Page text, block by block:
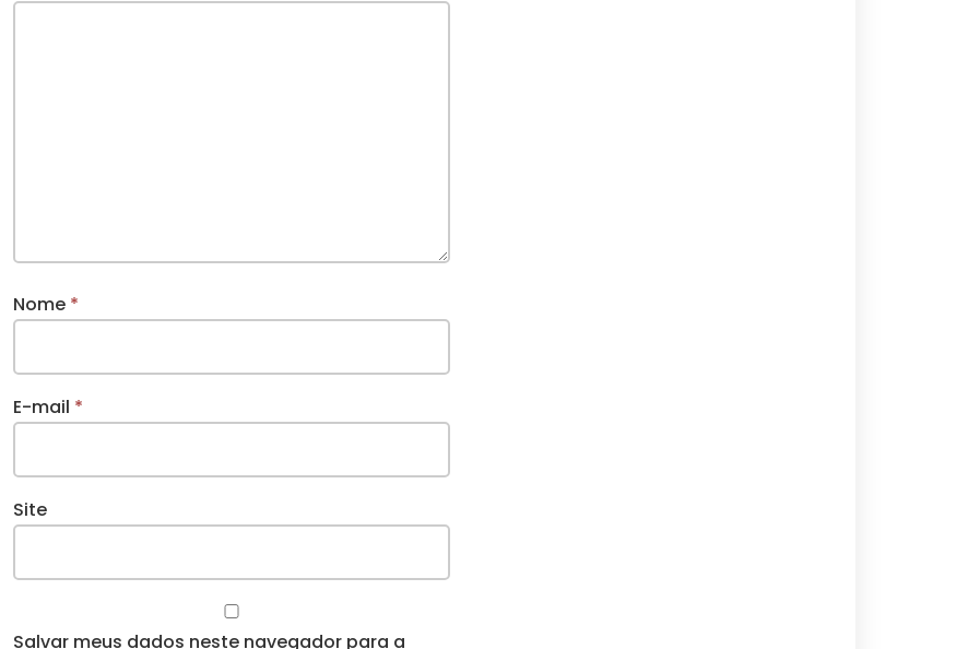
Nome *
E-mail *
Site
Salvar meus dados neste navegador para a